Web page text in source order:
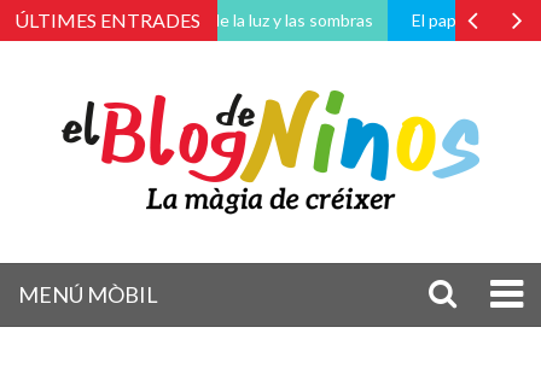
ÚLTIMES ENTRADES
La magia de la luz y las sombras El paper de l’educador
MENÚ MÒBIL